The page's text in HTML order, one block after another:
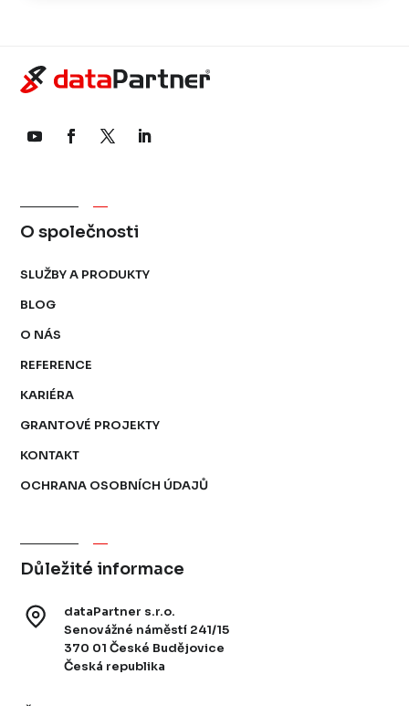
O společnosti
SLUŽBY A PRODUKTY
BLOG
O NÁS
REFERENCE
KARIÉRA
GRANTOVÉ PROJEKTY
KONTAKT
OCHRANA OSOBNÍCH ÚDAJŮ
Důležité informace
dataPartner s.r.o.
Senovážné náměstí 241/15
370 01 České Budějovice
Česká republika